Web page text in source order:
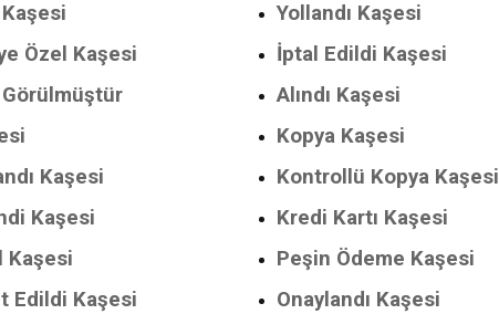
Özel Kaşesi
Görülmüştür
Kaşesi
Kaşesi
Kaşesi
Edildi Kaşesi
Yollandı Kaşesi
İptal Edildi Kaşesi
Alındı Kaşesi
Kopya Kaşesi
Kontrollü Kopya Kaşesi
Kredi Kartı Kaşesi
Peşin Ödeme Kaşesi
Onaylandı Kaşesi